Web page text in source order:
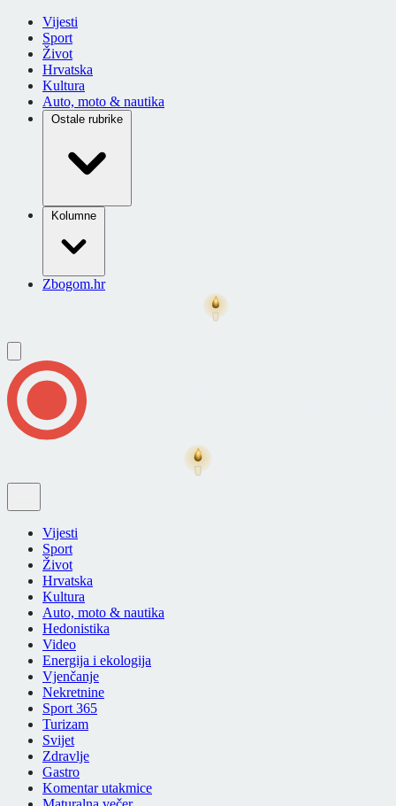
Vijesti
Sport
Život
Hrvatska
Kultura
Auto, moto & nautika
Ostale rubrike
Kolumne
Zbogom.hr
Vijesti
Sport
Život
Hrvatska
Kultura
Auto, moto & nautika
Hedonistika
Video
Energija i ekologija
Vjenčanje
Nekretnine
Sport 365
Turizam
Svijet
Zdravlje
Gastro
Komentar utakmice